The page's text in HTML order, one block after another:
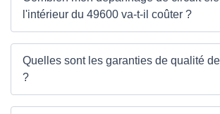
l'intérieur du 49600 va-t-il coûter ?
Quelles sont les garanties de qualité
?